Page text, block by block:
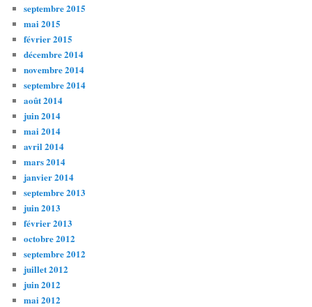
septembre 2015
mai 2015
février 2015
décembre 2014
novembre 2014
septembre 2014
août 2014
juin 2014
mai 2014
avril 2014
mars 2014
janvier 2014
septembre 2013
juin 2013
février 2013
octobre 2012
septembre 2012
juillet 2012
juin 2012
mai 2012